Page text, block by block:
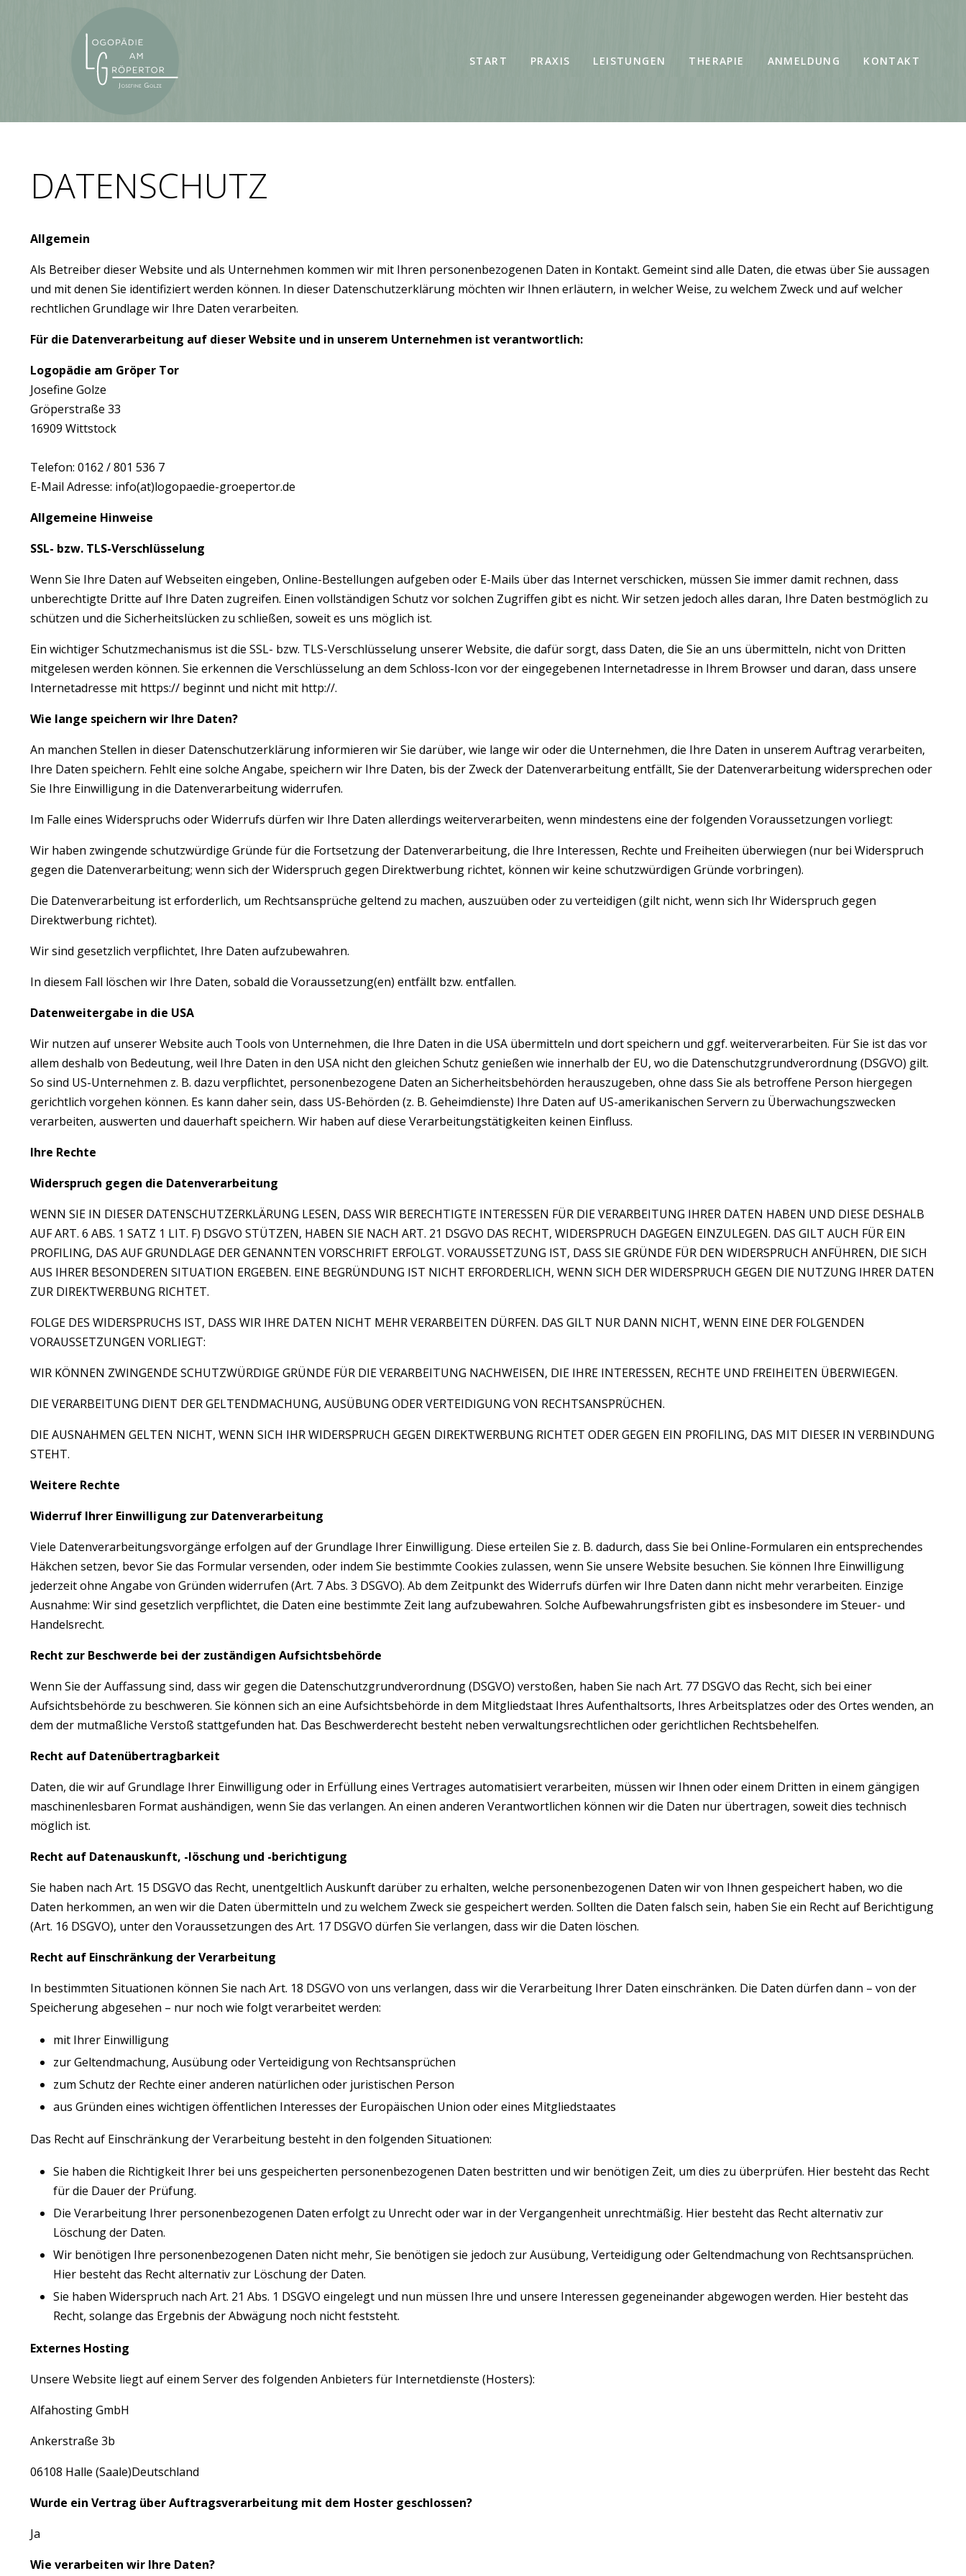
START PRAXIS LEISTUNGEN THERAPIE ANMELDUNG KONTAKT
DATENSCHUTZ
Allgemein
Als Betreiber dieser Website und als Unternehmen kommen wir mit Ihren personenbezogenen Daten in Kontakt. Gemeint sind alle Daten, die etwas über Sie aussagen
und mit denen Sie identifiziert werden können. In dieser Datenschutzerklärung möchten wir Ihnen erläutern, in welcher Weise, zu welchem Zweck und auf welcher
rechtlichen Grundlage wir Ihre Daten verarbeiten.
Für die Datenverarbeitung auf dieser Website und in unserem Unternehmen ist verantwortlich:
Logopädie am Gröper Tor
Josefine Golze
Gröperstraße 33
16909 Wittstock
Telefon: 0162 / 801 536 7
E-Mail Adresse: info(at)logopaedie-groepertor.de
Allgemeine Hinweise
SSL- bzw. TLS-Verschlüsselung
Wenn Sie Ihre Daten auf Webseiten eingeben, Online-Bestellungen aufgeben oder E-Mails über das Internet verschicken, müssen Sie immer damit rechnen, dass
unberechtigte Dritte auf Ihre Daten zugreifen. Einen vollständigen Schutz vor solchen Zugriffen gibt es nicht. Wir setzen jedoch alles daran, Ihre Daten bestmöglich zu
schützen und die Sicherheitslücken zu schließen, soweit es uns möglich ist.
Ein wichtiger Schutzmechanismus ist die SSL- bzw. TLS-Verschlüsselung unserer Website, die dafür sorgt, dass Daten, die Sie an uns übermitteln, nicht von Dritten
mitgelesen werden können. Sie erkennen die Verschlüsselung an dem Schloss-Icon vor der eingegebenen Internetadresse in Ihrem Browser und daran, dass unsere
Internetadresse mit https:// beginnt und nicht mit http://.
Wie lange speichern wir Ihre Daten?
An manchen Stellen in dieser Datenschutzerklärung informieren wir Sie darüber, wie lange wir oder die Unternehmen, die Ihre Daten in unserem Auftrag verarbeiten,
Ihre Daten speichern. Fehlt eine solche Angabe, speichern wir Ihre Daten, bis der Zweck der Datenverarbeitung entfällt, Sie der Datenverarbeitung widersprechen oder
Sie Ihre Einwilligung in die Datenverarbeitung widerrufen.
Im Falle eines Widerspruchs oder Widerrufs dürfen wir Ihre Daten allerdings weiterverarbeiten, wenn mindestens eine der folgenden Voraussetzungen vorliegt:
Wir haben zwingende schutzwürdige Gründe für die Fortsetzung der Datenverarbeitung, die Ihre Interessen, Rechte und Freiheiten überwiegen (nur bei Widerspruch
gegen die Datenverarbeitung; wenn sich der Widerspruch gegen Direktwerbung richtet, können wir keine schutzwürdigen Gründe vorbringen).
Die Datenverarbeitung ist erforderlich, um Rechtsansprüche geltend zu machen, auszuüben oder zu verteidigen (gilt nicht, wenn sich Ihr Widerspruch gegen
Direktwerbung richtet).
Wir sind gesetzlich verpflichtet, Ihre Daten aufzubewahren.
In diesem Fall löschen wir Ihre Daten, sobald die Voraussetzung(en) entfällt bzw. entfallen.
Datenweitergabe in die USA
Wir nutzen auf unserer Website auch Tools von Unternehmen, die Ihre Daten in die USA übermitteln und dort speichern und ggf. weiterverarbeiten. Für Sie ist das vor
allem deshalb von Bedeutung, weil Ihre Daten in den USA nicht den gleichen Schutz genießen wie innerhalb der EU, wo die Datenschutzgrundverordnung (DSGVO) gilt.
So sind US-Unternehmen z. B. dazu verpflichtet, personenbezogene Daten an Sicherheitsbehörden herauszugeben, ohne dass Sie als betroffene Person hiergegen
gerichtlich vorgehen können. Es kann daher sein, dass US-Behörden (z. B. Geheimdienste) Ihre Daten auf US-amerikanischen Servern zu Überwachungszwecken
verarbeiten, auswerten und dauerhaft speichern. Wir haben auf diese Verarbeitungstätigkeiten keinen Einfluss.
Ihre Rechte
Widerspruch gegen die Datenverarbeitung
WENN SIE IN DIESER DATENSCHUTZERKLÄRUNG LESEN, DASS WIR BERECHTIGTE INTERESSEN FÜR DIE VERARBEITUNG IHRER DATEN HABEN UND DIESE DESHALB
AUF ART. 6 ABS. 1 SATZ 1 LIT. F) DSGVO STÜTZEN, HABEN SIE NACH ART. 21 DSGVO DAS RECHT, WIDERSPRUCH DAGEGEN EINZULEGEN. DAS GILT AUCH FÜR EIN
PROFILING, DAS AUF GRUNDLAGE DER GENANNTEN VORSCHRIFT ERFOLGT. VORAUSSETZUNG IST, DASS SIE GRÜNDE FÜR DEN WIDERSPRUCH ANFÜHREN, DIE SICH
AUS IHRER BESONDEREN SITUATION ERGEBEN. EINE BEGRÜNDUNG IST NICHT ERFORDERLICH, WENN SICH DER WIDERSPRUCH GEGEN DIE NUTZUNG IHRER DATEN
ZUR DIREKTWERBUNG RICHTET.
FOLGE DES WIDERSPRUCHS IST, DASS WIR IHRE DATEN NICHT MEHR VERARBEITEN DÜRFEN. DAS GILT NUR DANN NICHT, WENN EINE DER FOLGENDEN
VORAUSSETZUNGEN VORLIEGT:
WIR KÖNNEN ZWINGENDE SCHUTZWÜRDIGE GRÜNDE FÜR DIE VERARBEITUNG NACHWEISEN, DIE IHRE INTERESSEN, RECHTE UND FREIHEITEN ÜBERWIEGEN.
DIE VERARBEITUNG DIENT DER GELTENDMACHUNG, AUSÜBUNG ODER VERTEIDIGUNG VON RECHTSANSPRÜCHEN.
DIE AUSNAHMEN GELTEN NICHT, WENN SICH IHR WIDERSPRUCH GEGEN DIREKTWERBUNG RICHTET ODER GEGEN EIN PROFILING, DAS MIT DIESER IN VERBINDUNG
STEHT.
Weitere Rechte
Widerruf Ihrer Einwilligung zur Datenverarbeitung
Viele Datenverarbeitungsvorgänge erfolgen auf der Grundlage Ihrer Einwilligung. Diese erteilen Sie z. B. dadurch, dass Sie bei Online-Formularen ein entsprechendes
Häkchen setzen, bevor Sie das Formular versenden, oder indem Sie bestimmte Cookies zulassen, wenn Sie unsere Website besuchen. Sie können Ihre Einwilligung
jederzeit ohne Angabe von Gründen widerrufen (Art. 7 Abs. 3 DSGVO). Ab dem Zeitpunkt des Widerrufs dürfen wir Ihre Daten dann nicht mehr verarbeiten. Einzige
Ausnahme: Wir sind gesetzlich verpflichtet, die Daten eine bestimmte Zeit lang aufzubewahren. Solche Aufbewahrungsfristen gibt es insbesondere im Steuer- und
Handelsrecht.
Recht zur Beschwerde bei der zuständigen Aufsichtsbehörde
Wenn Sie der Auffassung sind, dass wir gegen die Datenschutzgrundverordnung (DSGVO) verstoßen, haben Sie nach Art. 77 DSGVO das Recht, sich bei einer
Aufsichtsbehörde zu beschweren. Sie können sich an eine Aufsichtsbehörde in dem Mitgliedstaat Ihres Aufenthaltsorts, Ihres Arbeitsplatzes oder des Ortes wenden, an
dem der mutmaßliche Verstoß stattgefunden hat. Das Beschwerderecht besteht neben verwaltungsrechtlichen oder gerichtlichen Rechtsbehelfen.
Recht auf Datenübertragbarkeit
Daten, die wir auf Grundlage Ihrer Einwilligung oder in Erfüllung eines Vertrages automatisiert verarbeiten, müssen wir Ihnen oder einem Dritten in einem gängigen
maschinenlesbaren Format aushändigen, wenn Sie das verlangen. An einen anderen Verantwortlichen können wir die Daten nur übertragen, soweit dies technisch
möglich ist.
Recht auf Datenauskunft, -löschung und -berichtigung
Sie haben nach Art. 15 DSGVO das Recht, unentgeltlich Auskunft darüber zu erhalten, welche personenbezogenen Daten wir von Ihnen gespeichert haben, wo die
Daten herkommen, an wen wir die Daten übermitteln und zu welchem Zweck sie gespeichert werden. Sollten die Daten falsch sein, haben Sie ein Recht auf Berichtigung
(Art. 16 DSGVO), unter den Voraussetzungen des Art. 17 DSGVO dürfen Sie verlangen, dass wir die Daten löschen.
Recht auf Einschränkung der Verarbeitung
In bestimmten Situationen können Sie nach Art. 18 DSGVO von uns verlangen, dass wir die Verarbeitung Ihrer Daten einschränken. Die Daten dürfen dann – von der
Speicherung abgesehen – nur noch wie folgt verarbeitet werden:
mit Ihrer Einwilligung
zur Geltendmachung, Ausübung oder Verteidigung von Rechtsansprüchen
zum Schutz der Rechte einer anderen natürlichen oder juristischen Person
aus Gründen eines wichtigen öffentlichen Interesses der Europäischen Union oder eines Mitgliedstaates
Das Recht auf Einschränkung der Verarbeitung besteht in den folgenden Situationen:
Sie haben die Richtigkeit Ihrer bei uns gespeicherten personenbezogenen Daten bestritten und wir benötigen Zeit, um dies zu überprüfen. Hier besteht das Recht
für die Dauer der Prüfung.
Die Verarbeitung Ihrer personenbezogenen Daten erfolgt zu Unrecht oder war in der Vergangenheit unrechtmäßig. Hier besteht das Recht alternativ zur
Löschung der Daten.
Wir benötigen Ihre personenbezogenen Daten nicht mehr, Sie benötigen sie jedoch zur Ausübung, Verteidigung oder Geltendmachung von Rechtsansprüchen.
Hier besteht das Recht alternativ zur Löschung der Daten.
Sie haben Widerspruch nach Art. 21 Abs. 1 DSGVO eingelegt und nun müssen Ihre und unsere Interessen gegeneinander abgewogen werden. Hier besteht das
Recht, solange das Ergebnis der Abwägung noch nicht feststeht.
Externes Hosting
Unsere Website liegt auf einem Server des folgenden Anbieters für Internetdienste (Hosters):
Alfahosting GmbH
Ankerstraße 3b
06108 Halle (Saale)Deutschland
Wurde ein Vertrag über Auftragsverarbeitung mit dem Hoster geschlossen?
Ja
Wie verarbeiten wir Ihre Daten?